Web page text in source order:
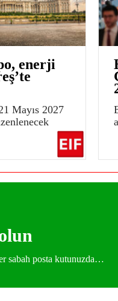
enerji
Mayıs 2027
sabah posta kutunuzda…